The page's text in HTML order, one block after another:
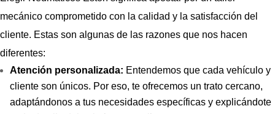
mecánico comprometido con la calidad y la satisfacción del
cliente. Estas son algunas de las razones que nos hacen
diferentes:
Atención personalizada: Entendemos que cada vehículo y
cliente son únicos. Por eso, te ofrecemos un trato cercano,
adaptándonos a tus necesidades específicas y explicándote